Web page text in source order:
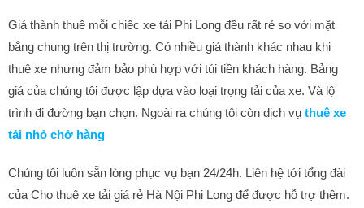
Giá thành thuê mỗi chiếc xe tải Phi Long đều rất rẻ so với mặt
bằng chung trên thị trường. Có nhiều giá thành khác nhau khi
thuê xe nhưng đảm bảo phù hợp với túi tiền khách hàng. Bảng
giá của chúng tôi được lập dựa vào loại trọng tải của xe. Và lộ
trình đi đường bạn chọn. Ngoài ra chúng tôi còn dịch vụ thuê xe
tải nhỏ chở hàng
Chúng tôi luôn sẵn lòng phục vụ bạn 24/24h. Liên hệ tới tổng đài
của Cho thuê xe tải giá rẻ Hà Nội Phi Long để được hỗ trợ thêm.